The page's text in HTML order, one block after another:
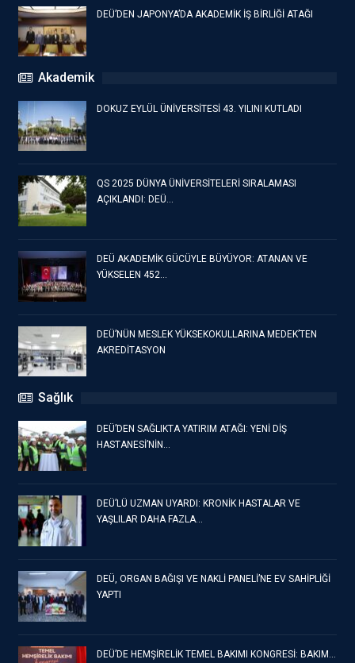
DEÜ’DEN JAPONYA’DA AKADEMİK İŞ BİRLİĞİ ATAĞI
Akademik
DOKUZ EYLÜL ÜNİVERSİTESİ 43. YILINI KUTLADI
QS 2025 DÜNYA ÜNİVERSİTELERİ SIRALAMASI
AÇIKLANDI: DEÜ…
DEÜ AKADEMİK GÜCÜYLE BÜYÜYOR: ATANAN VE
YÜKSELEN 452…
DEÜ’NÜN MESLEK YÜKSEKOKULLARINA MEDEK’TEN
AKREDİTASYON
Sağlık
DEÜ’DEN SAĞLIKTA YATIRIM ATAĞI: YENİ DİŞ
HASTANESİ’NİN…
DEÜ’LÜ UZMAN UYARDI: KRONİK HASTALAR VE
YAŞLILAR DAHA FAZLA…
DEÜ, ORGAN BAĞIŞI VE NAKLİ PANELİ’NE EV SAHİPLİĞİ
YAPTI
DEÜ’DE HEMŞİRELİK TEMEL BAKIMI KONGRESİ: BAKIM…